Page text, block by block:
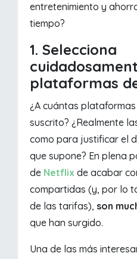
entretenimiento y
tiempo?
1. Selecciona
plataformas
¿A cuántas
suscrito? ¿Realmente
como para justificar el
que supone? En plena
de Netflix de acabar
compartidas (y, por lo
de las tarifas), son
que han surgido.
Una de las más